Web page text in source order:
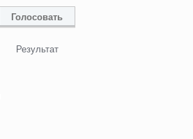
Результат